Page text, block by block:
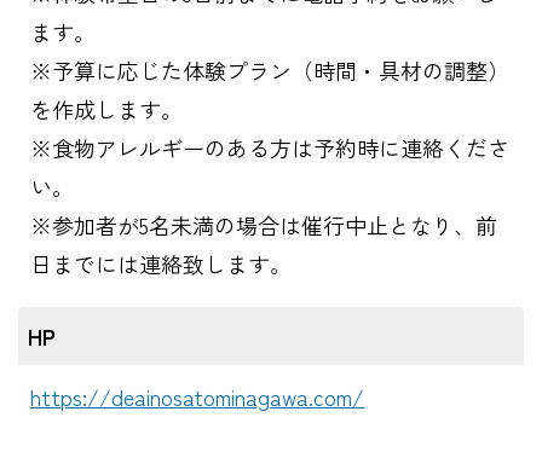
ます。
※予算に応じた体験プラン（時間・具材の調整）
を作成します。
※食物アレルギーのある方は予約時に連絡くださ
い。
※参加者が5名未満の場合は催行中止となり、前
日までには連絡致します。
HP
https://deainosatominagawa.com/